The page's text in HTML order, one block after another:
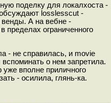
поделку для локалхоста -
losslesscut -
А на вебне -
пределах ограниченного
- не справилась, и movie
о нем запретила.
уже вполне приличного
- осилила, глянь-ка.